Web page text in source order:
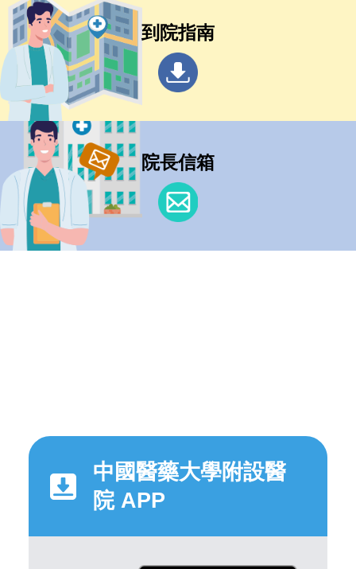
到院指南
院長信箱
中國醫藥大學附設醫
院 APP